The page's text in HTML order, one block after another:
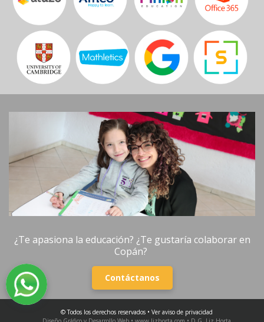
¿Te apasiona la educación? ¿Te gustaría colaborar en
Copán?
Contáctanos
© Todos los derechos reservados • Ver aviso de privacidad